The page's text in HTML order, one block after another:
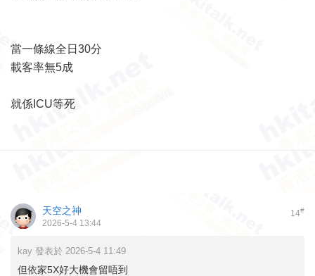
當一條線全日30分
載客率無5成
就係ICU等死
14#
天空之神
2026-5-4 13:44
kay 發表於 2026-5-4 11:49
但依家5X好大機會留唔到